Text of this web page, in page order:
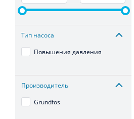
Тип насоса
Повышения давления
Производитель
Grundfos